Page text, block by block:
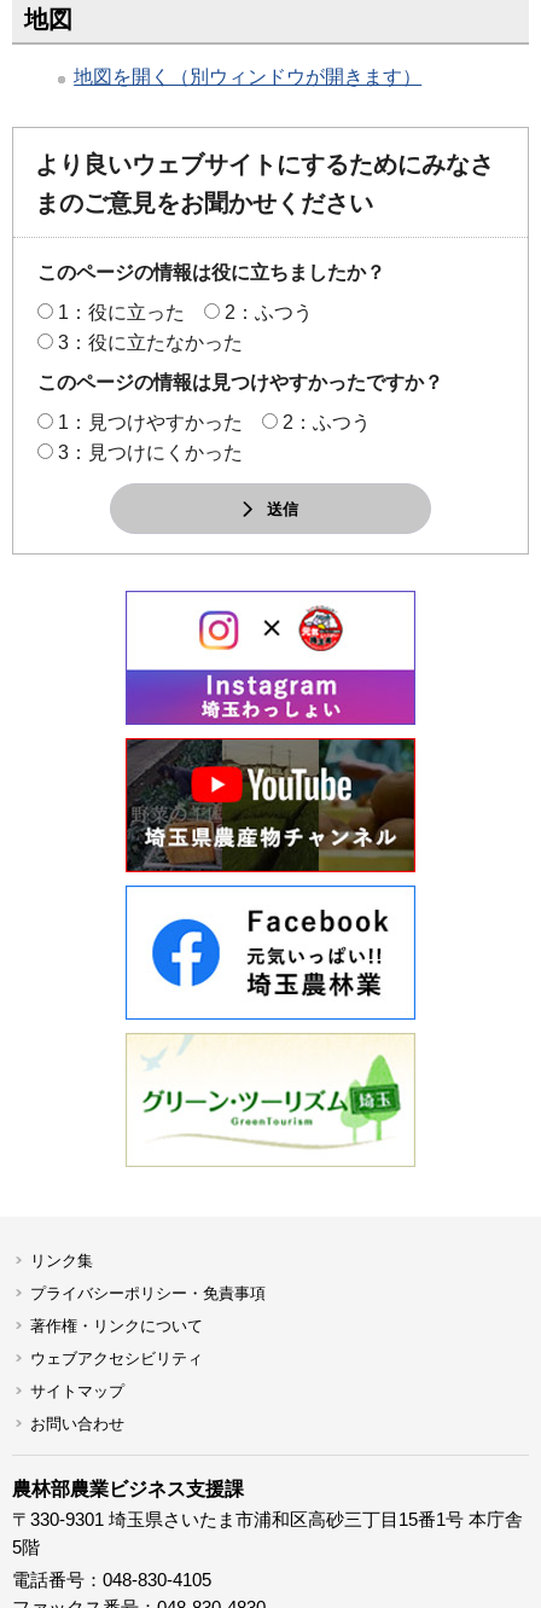
地図
地図を開く（別ウィンドウが開きます）
より良いウェブサイトにするためにみなさ
まのご意見をお聞かせください
このページの情報は役に立ちましたか？
1：役に立った
2：ふつう
3：役に立たなかった
このページの情報は見つけやすかったですか？
1：見つけやすかった
2：ふつう
3：見つけにくかった
送信
リンク集
プライバシーポリシー・免責事項
著作権・リンクについて
ウェブアクセシビリティ
サイトマップ
お問い合わせ
農林部農業ビジネス支援課
〒330-9301 埼玉県さいたま市浦和区高砂三丁目15番1号 本庁舎
5階
電話番号：048-830-4105